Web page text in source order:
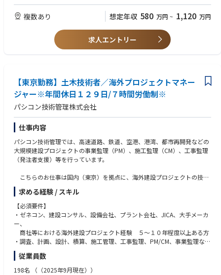
提案段階からお客様と向き合い、ライフスタイルや価値観を深く汲み取り
ながら、唯一無二の住まいをゼロから創り上げていただきます。
間取り・意匠・素材に至るまで細部にこだわり、高い期待値に応える設計
力が求められるポジションです。
実施設計以降は分業化しており、プランニングに集中できる環境です。
※変更の範囲：当社の定める業務
■当社の特徴：
当社は「木」という再生可能で、唯一無二の資源に着目し、創業以来その
可能性を追求しています。「木」を軸として（1）資源環境事業、（2）木
材建材事業、（3）住宅事業、（4）海外住宅・不動産事業、（5）生活サ
ービス事業など、幅広く展開しています。さらに、CO2を吸収し炭素を固
定する機能を持つ再生可能な自然資本としての森林資源を活用した独自の
環太平洋地域を中心とする海外住宅・不動産事業、木の資源を活かしたバ
イオマス発電事業などにも注力しています。
■キャリアステップ
年に1回、社内・社外評価により優秀作品を決定するデザインコンペがあ
り、特に優れた担当には、報酬として海外研修が用意されております。毎
年6,7名の担当が会社負担で海外建築を学ぶ機会を得ております。
デザインコンペや優秀な成績を収めた社員はチーフデザイナーという役割
が付与され、支店を代表する建築士として難易度の高い物件を担当してい
ただきます。
■歓迎
・一級建築士をお持ちの方
複数あり 想定年収 580 万円 ~ 1,120 万円
求人エントリー
【東京勤務】土木技術者／海外プロジェクトマネー
ジャー※年間休日１２９日/７時間労働制※
パシコン技術管理株式会社
仕事内容
パシコン技術管理では、高速道路、鉄道、空港、港湾、都市再開発などの
大規模建設プロジェクトの事業監理（PM）、施工監理（CM）、工事監理
（発注者支援）等を行っています。
こちらのお仕事は国内（東京）を拠点に、海外建設プロジェクトの技術
管理・資金管理・進捗管理等、プロジェクトマネジメントを担っていただ
くポジションです。
パシフィックコンサルタンツチームの一員として、発注者側の立場に近
い建設コンサルタントとして設計・施工を俯瞰し、プロジェクト全体の円
滑な推進をお手伝いいただきます。
「海外案件に携わりたいが、生活拠点は日本に置きたい」
そんな方に最適な環境です。
求める経験 / スキル
【必須要件】
・ゼネコン、建設コンサル、設備会社、プラント会社、JICA、大手メーカ
ー、
商社等における海外建設プロジェクト経験 ５～１０年程度以上ある方
・調査、計画、設計、積算、施工管理、工事監理、PM/CM、事業監理など
の経験
または類似の経験
・チームリーダー、管理職としての経験のある方
従業員数
198名 （（2025年9月現在））